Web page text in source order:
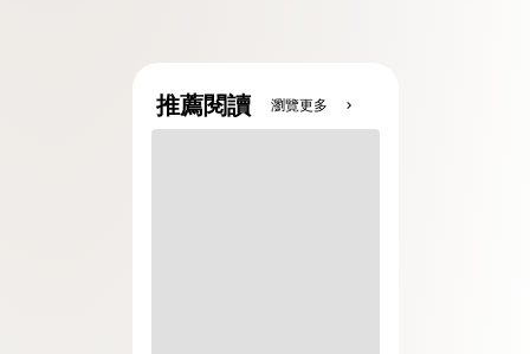
推薦閱讀 瀏覽更多 chevron_right